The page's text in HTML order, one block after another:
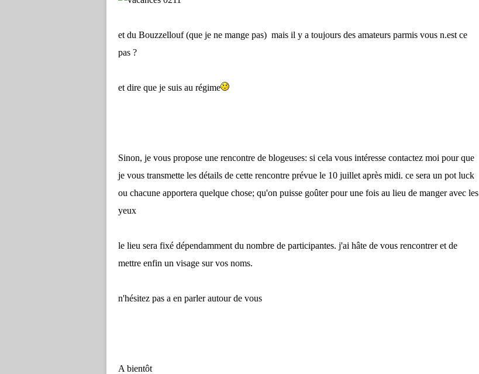
et du Bouzzellouf (que je ne mange pas) mais il y a toujours des amateurs parmis vous n.est ce
pas ?
et dire que je suis au régime
Sinon, je vous propose une rencontre de blogeuses: si cela vous intéresse contactez moi pour que
je vous transmette les détails de cette rencontre prévue le 10 juillet après midi. ce sera un pot luck
ou chacune apportera quelque chose; qu'on puisse goûter pour une fois au lieu de manger avec les
yeux
le lieu sera fixé dépendamment du nombre de participantes. j'ai hâte de vous rencontrer et de
mettre enfin un visage sur vos noms.
n'hésitez pas a en parler autour de vous
A bientôt